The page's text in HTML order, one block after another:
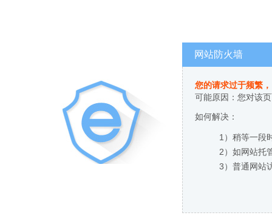
网站防火墙
您的请求过于频繁
可能原因：您对该
如何解决：
1）稍等一段
2）如网站托
3）普通网站